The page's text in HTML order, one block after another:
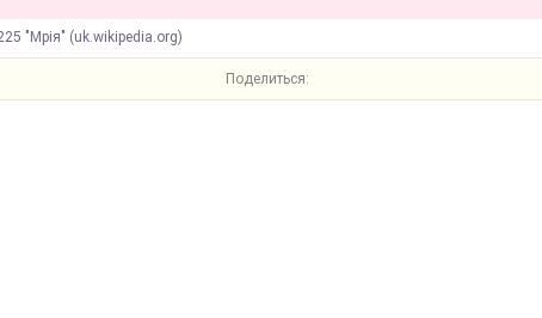
"Мрія" (uk.wikipedia.org)
Поделиться: